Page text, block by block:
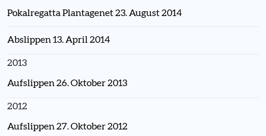
Pokalregatta Plantagenet 23. August 2014
Abslippen 13. April 2014
2013
Aufslippen 26. Oktober 2013
2012
Aufslippen 27. Oktober 2012